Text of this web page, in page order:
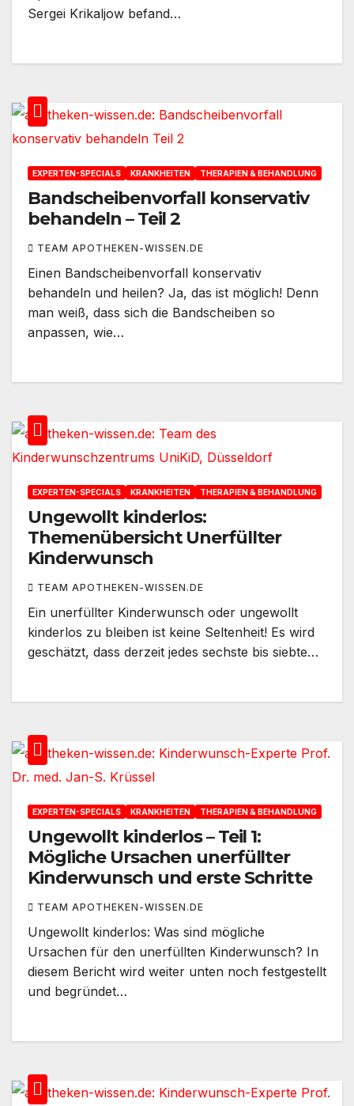
Sergei Krikaljow befand…
EXPERTEN-SPECIALS KRANKHEITEN THERAPIEN & BEHANDLUNG
Bandscheibenvorfall konservativ
behandeln – Teil 2
TEAM APOTHEKEN-WISSEN.DE
Einen Bandscheibenvorfall konservativ
behandeln und heilen? Ja, das ist möglich! Denn
man weiß, dass sich die Bandscheiben so
anpassen, wie…
EXPERTEN-SPECIALS KRANKHEITEN THERAPIEN & BEHANDLUNG
Ungewollt kinderlos:
Themenübersicht Unerfüllter
Kinderwunsch
TEAM APOTHEKEN-WISSEN.DE
Ein unerfüllter Kinderwunsch oder ungewollt
kinderlos zu bleiben ist keine Seltenheit! Es wird
geschätzt, dass derzeit jedes sechste bis siebte…
EXPERTEN-SPECIALS KRANKHEITEN THERAPIEN & BEHANDLUNG
Ungewollt kinderlos – Teil 1:
Mögliche Ursachen unerfüllter
Kinderwunsch und erste Schritte
TEAM APOTHEKEN-WISSEN.DE
Ungewollt kinderlos: Was sind mögliche
Ursachen für den unerfüllten Kinderwunsch? In
diesem Bericht wird weiter unten noch festgestellt
und begründet…